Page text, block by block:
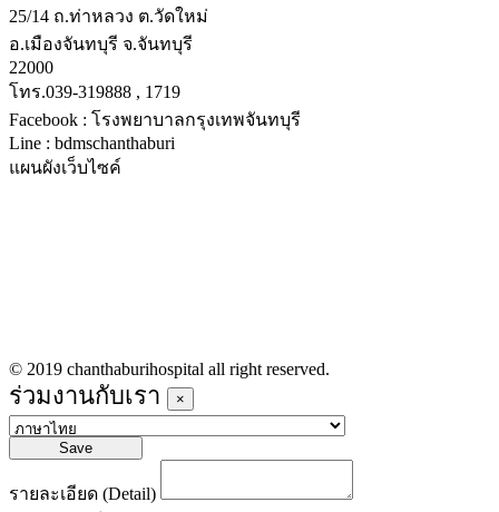
25/14 ถ.ท่าหลวง ต.วัดใหม่
อ.เมืองจันทบุรี จ.จันทบุรี
22000
โทร.039-319888 , 1719
Facebook : โรงพยาบาลกรุงเทพจันทบุรี
Line : bdmschanthaburi
แผนผังเว็บไซค์
© 2019 chanthaburihospital all right reserved.
ร่วมงานกับเรา ×
Save
รายละเอียด (Detail)